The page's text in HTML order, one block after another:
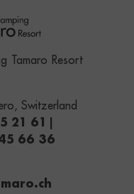
Tamaro Resort
Switzerland
21 61 |
66 36